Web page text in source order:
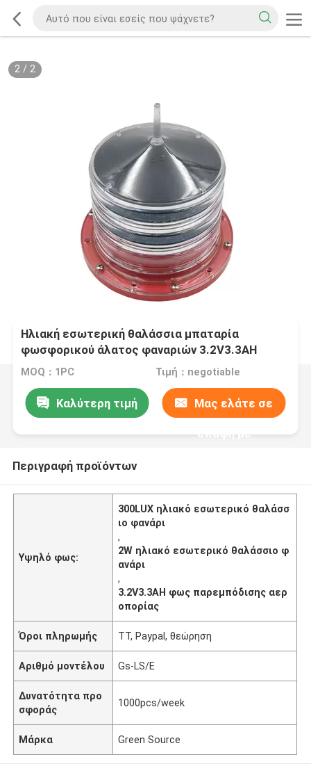
2/ 2
Ηλιακή εσωτερική θαλάσσια μπαταρία
φωσφορικού άλατος φαναριών 3.2V3.3AH
300LUX 2W
MOQ：1PC Τιμή：negotiable
Καλύτερη τιμή Μας ελάτε σε
επαφή με
Περιγραφή προϊόντων
Υψηλό φως:
300LUX ηλιακό εσωτερικό θαλάσσ
ιο φανάρι
,
2W ηλιακό εσωτερικό θαλάσσιο φ
ανάρι
,
3.2V3.3AH φως παρεμπόδισης αερ
οπορίας
Όροι πληρωμής TT, Paypal, θεώρηση
Αριθμό μοντέλου Gs-LS/E
Δυνατότητα προ
σφοράς
1000pcs/week
Μάρκα Green Source